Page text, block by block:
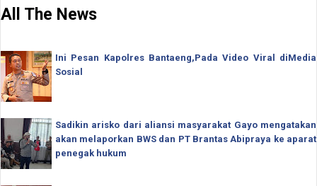
All The News
Ini Pesan Kapolres Bantaeng,Pada Video Viral diMedia
Sosial
Sadikin arisko dari aliansi masyarakat Gayo mengatakan
akan melaporkan BWS dan PT Brantas Abipraya ke aparat
penegak hukum